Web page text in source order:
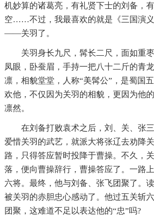
机妙算的诸葛亮，有礼贤下士的刘备，
空……不过，我最喜欢的就是《三国演
——关羽了。
关羽身长九尺，髯长二尺，面如重
凤眼，卧蚕眉，手持一把八十二斤的青
凛，相貌堂堂，人称“美髯公”，是蜀国
欢他，不仅因为关羽的相貌，更因为他
凛然。
在刘备打败袁术之后，刘、关、张
爱惜关羽的武艺，就派大将张辽去劝降
路，只得答应暂时投降于曹操。不久，
落，便向曹操辞行，曹操答应了。一路
六将。最终，他与刘备、张飞团聚了。
被关羽的赤胆忠心感动了。他过五关斩
团聚，这难道不足以表达他的“忠”吗?